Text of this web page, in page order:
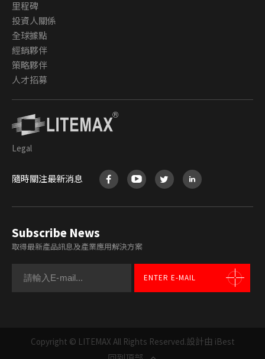
里程碑
投資人關係
全球據點
經銷夥伴
策略夥伴
人才招募
Legal
隨時關注最新消息
Subscribe News
取得最新產品訊息及產業應用解決方案
ENTER E-MAIL
Copyright © LITEMAX All Rights Reserved.設計由 iBest